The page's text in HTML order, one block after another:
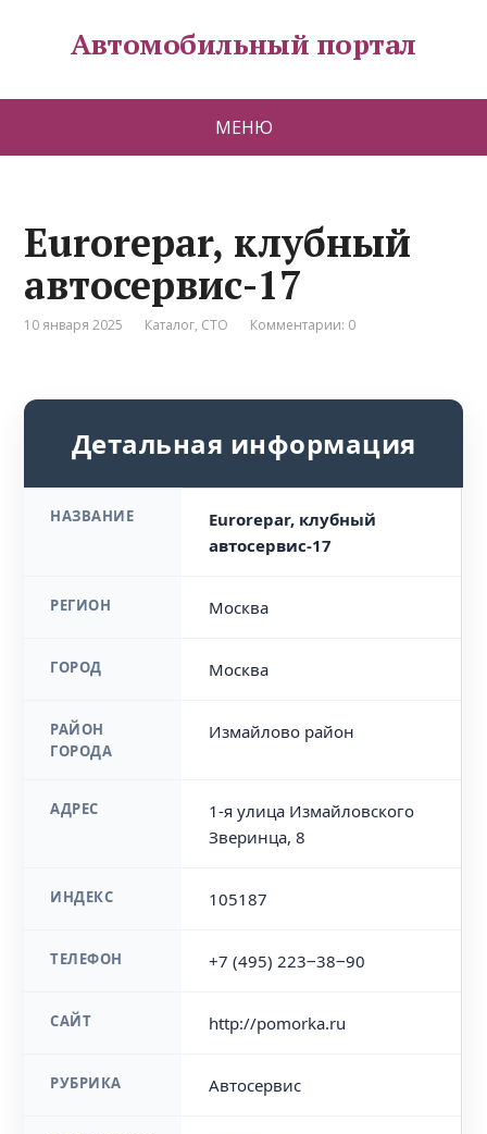
Автомобильный портал
МЕНЮ
Eurorepar, клубный
автосервис-17
10 января 2025 Каталог, СТО Комментарии: 0
Детальная информация
НАЗВАНИЕ
Eurorepar, клубный
автосервис-17
РЕГИОН Москва
ГОРОД Москва
РАЙОН
ГОРОДА
Измайлово район
АДРЕС
1-я улица Измайловского
Зверинца, 8
ИНДЕКС 105187
ТЕЛЕФОН +7 (495) 223‒38‒90
САЙТ http://pomorka.ru
РУБРИКА Автосервис